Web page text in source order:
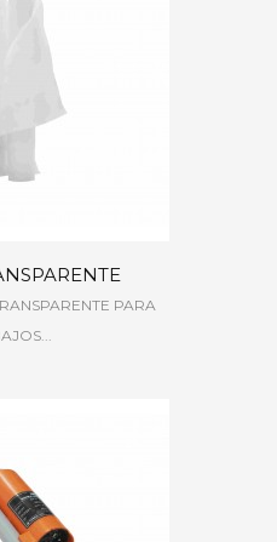
PARA